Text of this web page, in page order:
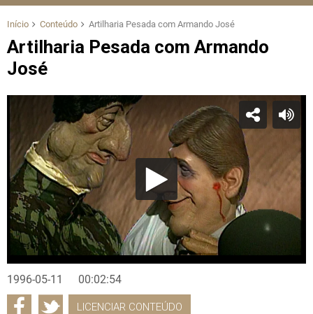
Início Conteúdo Artilharia Pesada com Armando José
Artilharia Pesada com Armando
José
1996-05-11 00:02:54
LICENCIAR CONTEÚDO